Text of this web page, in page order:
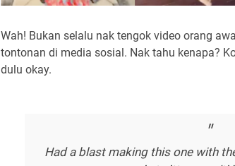
Wah! Bukan selalu nak tengok video orang
tontonan di media sosial. Nak tahu kenapa?
dulu okay.
Had a blast making this one with